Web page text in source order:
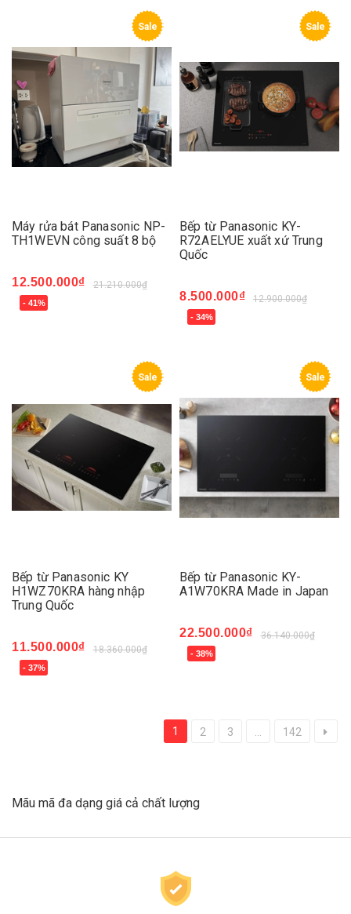
Sale
Máy rửa bát Panasonic NP-
TH1WEVN công suất 8 bộ
12.500.000₫ 21.210.000₫
- 41%
Sale
Bếp từ Panasonic KY-
R72AELYUE xuất xứ Trung
Quốc
8.500.000₫ 12.900.000₫
- 34%
Sale
Bếp từ Panasonic KY
H1WZ70KRA hàng nhập
Trung Quốc
11.500.000₫ 18.360.000₫
- 37%
Sale
Bếp từ Panasonic KY-
A1W70KRA Made in Japan
22.500.000₫ 36.140.000₫
- 38%
1 2 3 142
Mãu mã đa dạng giá cả chất lượng